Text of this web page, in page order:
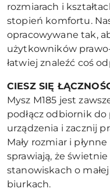
rozmiarach i
stopień komfortu.
opracowywane tak,
użytkowników
łatwiej znaleźć coś
CIESZ SIĘ
Mysz M185 jest
podłącz odbiornik
urządzenia i zacznij
Mały rozmiar i
sprawiają, że
stanowiskach o
biurkach.